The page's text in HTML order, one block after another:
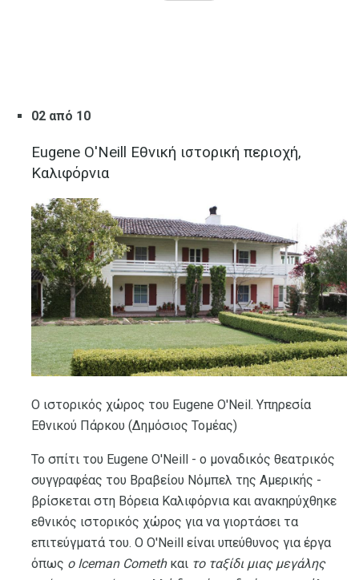
02 από 10
Eugene O'Neill Εθνική ιστορική περιοχή,
Καλιφόρνια
Ο ιστορικός χώρος του Eugene O'Neil. Υπηρεσία
Εθνικού Πάρκου (Δημόσιος Τομέας)
Το σπίτι του Eugene O'Neill - ο μοναδικός θεατρικός
συγγραφέας του Βραβείου Νόμπελ της Αμερικής -
βρίσκεται στη Βόρεια Καλιφόρνια και ανακηρύχθηκε
εθνικός ιστορικός χώρος για να γιορτάσει τα
επιτεύγματά του. Ο O'Neill είναι υπεύθυνος για έργα
όπως ο Iceman Comethκαι το ταξίδι μιας μεγάλης